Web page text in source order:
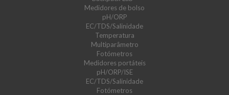
Medidores de bolso
pH/ORP
EC/TDS/Salinidade
Temperatura
Multiparâmetro
Fotómetros
Medidores portáteis
pH/ORP/ISE
EC/TDS/Salinidade
Fotómetros